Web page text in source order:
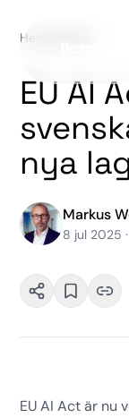
Hem
EU AI
nya
Markus
8 jul 2025 ·
EU AI Act är nu